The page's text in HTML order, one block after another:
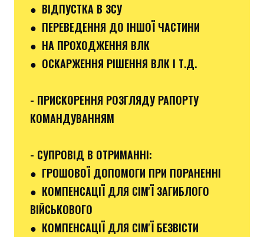
● ВІДПУСТКА В ЗСУ
● ПЕРЕВЕДЕННЯ ДО ІНШОЇ ЧАСТИНИ
● НА ПРОХОДЖЕННЯ ВЛК
● ОСКАРЖЕННЯ РІШЕННЯ ВЛК І Т.Д.
- ПРИСКОРЕННЯ РОЗГЛЯДУ РАПОРТУ
КОМАНДУВАННЯМ
- СУПРОВІД В ОТРИМАННІ:
● ГРОШОВОЇ ДОПОМОГИ ПРИ ПОРАНЕННІ
● КОМПЕНСАЦІЇ ДЛЯ СІМ'Ї ЗАГИБЛОГО
ВІЙСЬКОВОГО
● КОМПЕНСАЦІЇ ДЛЯ СІМ'Ї БЕЗВІСТИ